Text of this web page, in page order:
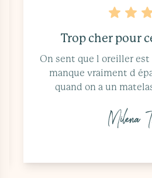
Trop cher pour
On sent que l oreiller est
manque vraiment d
quand on a un
Milena